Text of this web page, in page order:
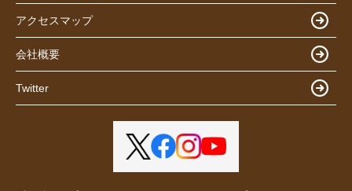
アクセスマップ
会社概要
Twitter